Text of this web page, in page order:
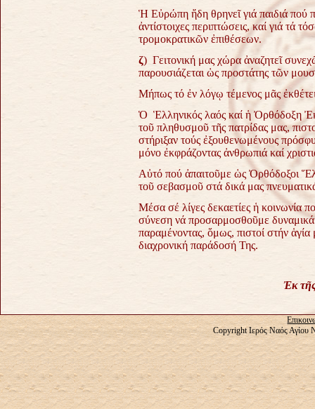
Ἡ Εὐρώπη ἤδη θρηνεῖ γιά παιδιά πού
ἀντίστοιχες περιπτώσεις, καί γιά τά
τρομοκρατικῶν ἐπιθέσεων.
ζ) Γειτονική μας χώρα ἀναζητεῖ
παρουσιάζεται ὡς προστάτης τῶν
Μήπως τό ἐν λόγῳ τέμενος μᾶς
Ὁ Ἑλληνικός λαός καί ἡ Ὀρθόδοξη
τοῦ πληθυσμοῦ τῆς πατρίδας μας,
στήριξαν τούς ἐξουθενωμένους
μόνο ἐκφράζοντας ἀνθρωπιά καί
Αὐτό πού ἀπαιτοῦμε ὡς Ὀρθόδοξοι
τοῦ σεβασμοῦ στά δικά μας
Μέσα σέ λίγες δεκαετίες ἡ κοινωνία
σύνεση νά προσαρμοσθοῦμε δυναμικά
παραμένοντας, ὅμως, πιστοί στήν
διαχρονική παράδοσή Της.
Ἐκ
Copyright Ιερός Ναός Αγίου